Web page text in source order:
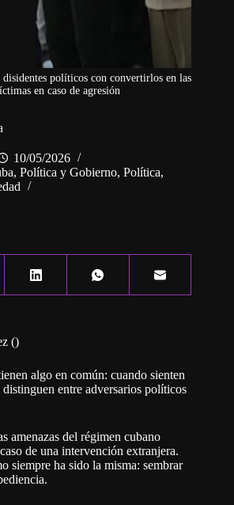
disidentes políticos con convertirlos en las
en caso de agresión
10/05/2026
, Política y Gobierno, Política,
()
algo en común: cuando sienten
entre adversarios políticos
amenazas del régimen cubano
de una intervención extranjera.
siempre ha sido la misma: sembrar